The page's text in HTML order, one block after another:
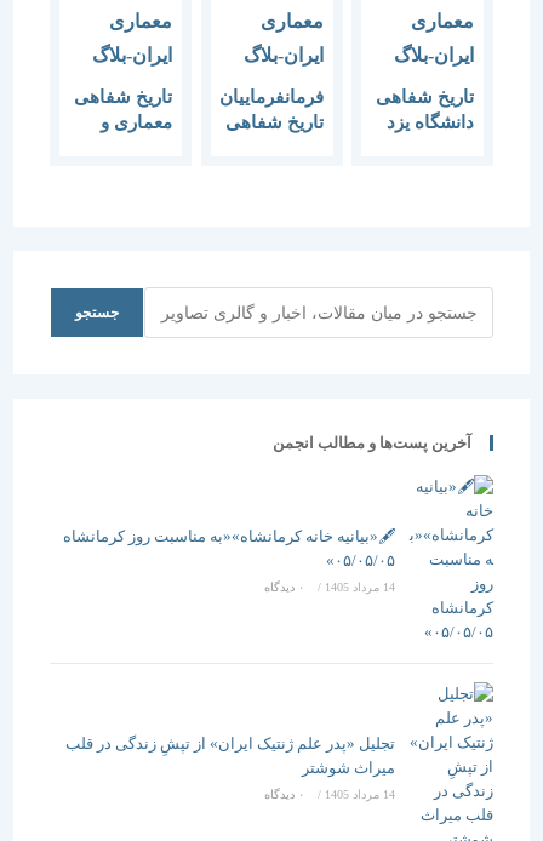
تاریخ شفاهی
دانشگاه یزد
فرمانفرماییان
تاریخ شفاهی
تاریخ شفاهی
معماری و
جستجو
آخرین پست‌ها و مطالب انجمن
🖋️«بیانیه خانه کرمانشاه»«به مناسبت روز کرمانشاه
۰۵/۰۵/۰۵»
/ ۰ دیدگاه
تجلیل «پدر علم ژنتیک ایران» از تپشِ زندگی در قلب
میراث شوشتر
14 مرداد 1405 / ۰ دیدگاه